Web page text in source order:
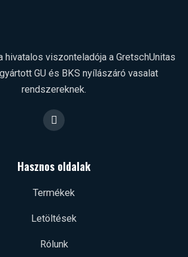
hivatalos viszonteladója a Gretsch­Unitas
GU és BKS nyílászáró vasalat
rendszereknek.
F
a
c
o
k
Hasznos oldalak
Termékek
Letöltések
Rólunk